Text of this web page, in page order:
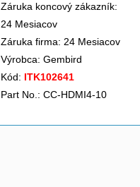
Záruka koncový zákazník:
24 Mesiacov
Záruka firma: 24 Mesiacov
Výrobca: Gembird
Kód: ITK102641
Part No.: CC-HDMI4-10